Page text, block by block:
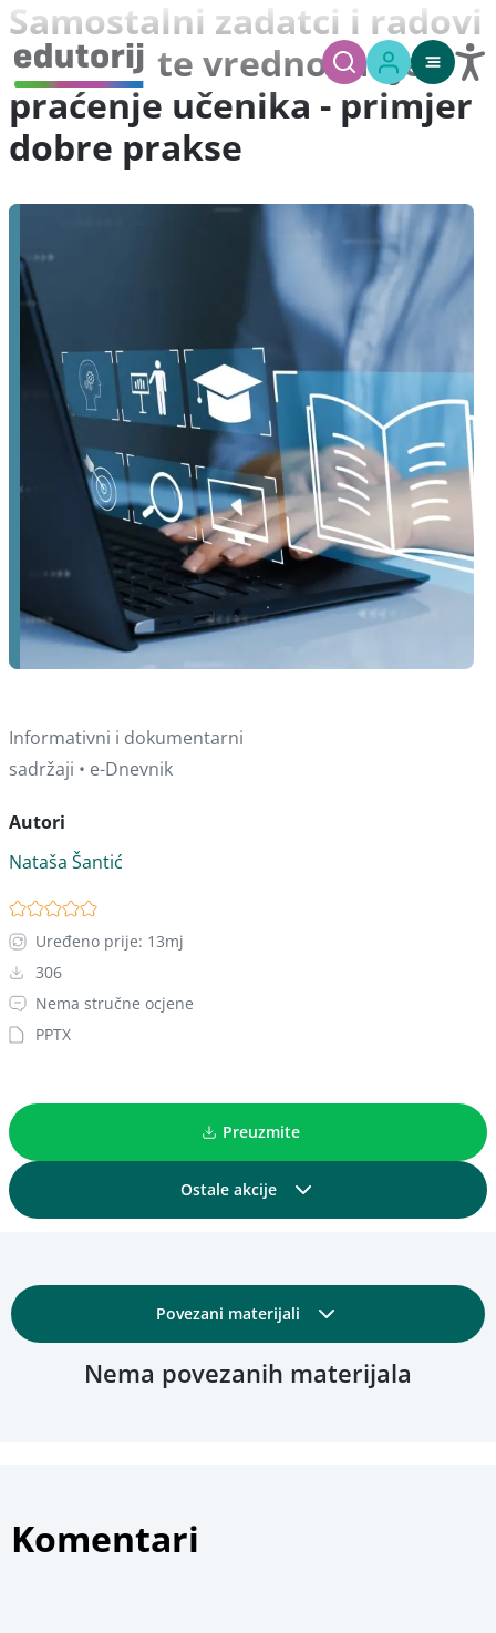
Samostalni zadatci i radovi
učenika te vrednovanje i
praćenje učenika - primjer
dobre prakse
Informativni i dokumentarni
sadržaji • e-Dnevnik
Autori
Nataša Šantić
Uređeno prije: 13mj
306
Nema stručne ocjene
PPTX
Preuzmite
Ostale akcije
Dodajte u kolekciju
Dodajte u favorite
Povezani materijali
Osnovni detalji
Fotografije
Nema povezanih materijala
Komentari